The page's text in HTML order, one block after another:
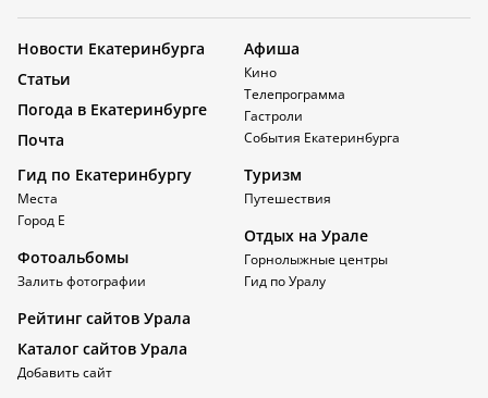
Новости Екатеринбурга
Статьи
Погода в Екатеринбурге
Почта
Афиша
Кино
Телепрограмма
Гастроли
События Екатеринбурга
Гид по Екатеринбургу
Места
Город Е
Фотоальбомы
Залить фотографии
Туризм
Путешествия
Отдых на Урале
Горнолыжные центры
Гид по Уралу
Рейтинг сайтов Урала
Каталог сайтов Урала
Добавить сайт